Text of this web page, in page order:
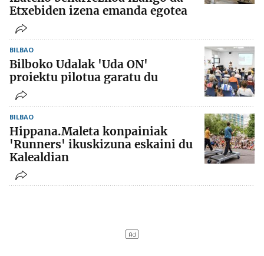
Etxebiden izena emanda egotea
BILBAO
Bilboko Udalak 'Uda ON'
proiektu pilotua garatu du
BILBAO
Hippana.Maleta konpainiak
'Runners' ikuskizuna eskaini du
Kalealdian